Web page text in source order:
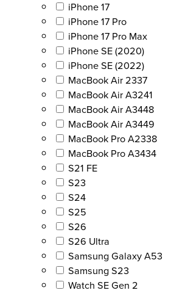
iPhone 17
iPhone 17 Pro
iPhone 17 Pro Max
iPhone SE (2020)
iPhone SE (2022)
MacBook Air 2337
MacBook Air A3241
MacBook Air A3448
MacBook Air A3449
MacBook Pro A2338
MacBook Pro A3434
S21 FE
S23
S24
S25
S26
S26 Ultra
Samsung Galaxy A53
Samsung S23
Watch SE Gen 2